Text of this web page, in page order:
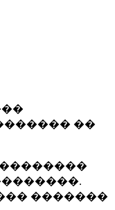
��
�������